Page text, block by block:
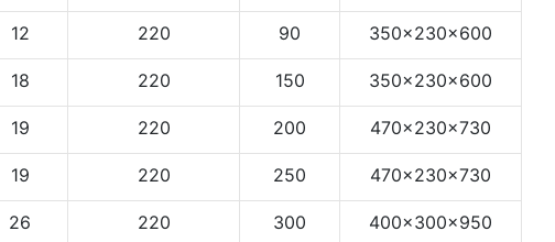
12 220 90 350×230×600
18 220 150 350×230×600
19 220 200 470×230×730
19 220 250 470×230×730
26 220 300
400×300×950